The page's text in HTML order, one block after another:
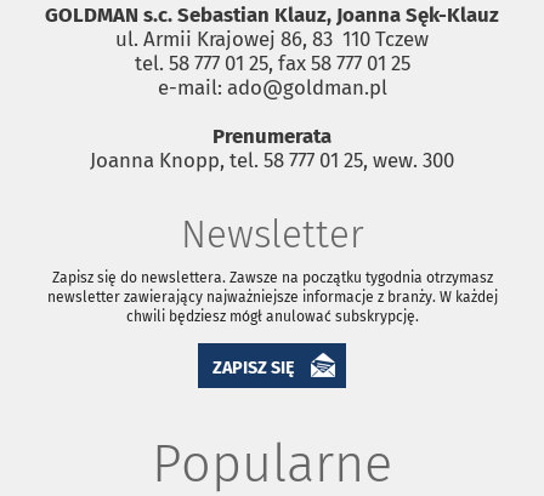
GOLDMAN s.c. Sebastian Klauz, Joanna Sęk-Klauz
ul. Armii Krajowej 86, 83 ­ 110 Tczew
tel. 58 777 01 25, fax 58 777 01 25
e-mail: ado@goldman.pl
Prenumerata
Joanna Knopp, tel. 58 777 01 25, wew. 300
Newsletter
Zapisz się do newslettera. Zawsze na początku tygodnia otrzymasz
newsletter zawierający najważniejsze informacje z branży. W każdej
chwili będziesz mógł anulować subskrypcję.
ZAPISZ SIĘ
Popularne